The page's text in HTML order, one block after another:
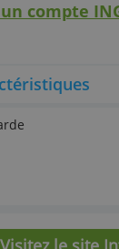
sur les
coûte-t-il ?
est
ou
et une
euros.